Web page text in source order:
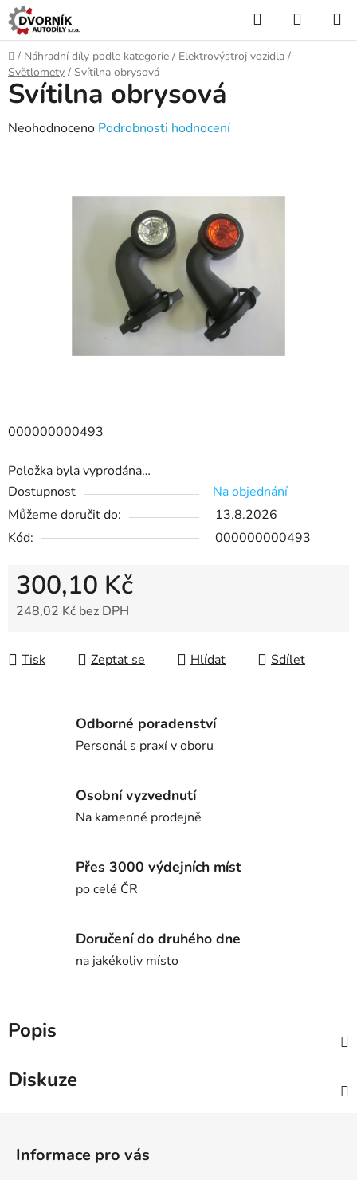
Přejít
na
obsah
Hledat
KOŠÍK
Domů
/ Náhradní díly podle kategorie / Elektrovýstroj vozidla /
Světlomety / Svítilna obrysová
000000000493
Položka byla vyprodána…
Dostupnost
Na objednání
Můžeme doručit do:
13.8.2026
Kód:
000000000493
300,10 Kč
248,02 Kč bez DPH
Tisk
Zeptat se Hlídat Sdílet
Svítilna obrysová
Průměrné
Neohodnoceno Podrobnosti hodnocení
Odborné poradenství
Personál s praxí v oboru
Osobní vyzvednutí
Na kamenné prodejně
Přes 3000 výdejních míst
po celé ČR
Doručení do druhého dne
na jakékoliv místo
Popis
Diskuze
Informace pro vás